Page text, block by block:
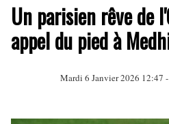
Un parisien rêve de
appel du pied à
Mardi 6 Janvier 2026 12:47